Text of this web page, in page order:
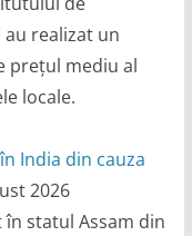
au realizat un
prețul mediu al
locale.
India din cauza
2026
statul Assam din